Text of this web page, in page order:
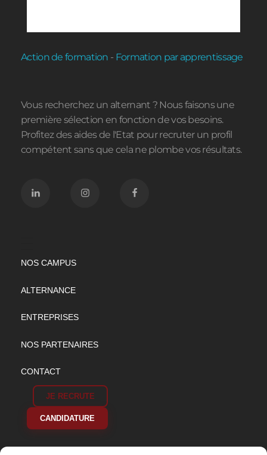
Action de formation - Formation par apprentissage
Vous recherchez un alternant ? Nous faisons une
première sélection en fonction de vos besoins.
Profitez des aides de l'Etat pour recruter un profil
compétent sans que cela ne plombe vos résultats.
NOS CAMPUS
ALTERNANCE
ENTREPRISES
NOS PARTENAIRES
CONTACT
JE RECRUTE
CANDIDATURE